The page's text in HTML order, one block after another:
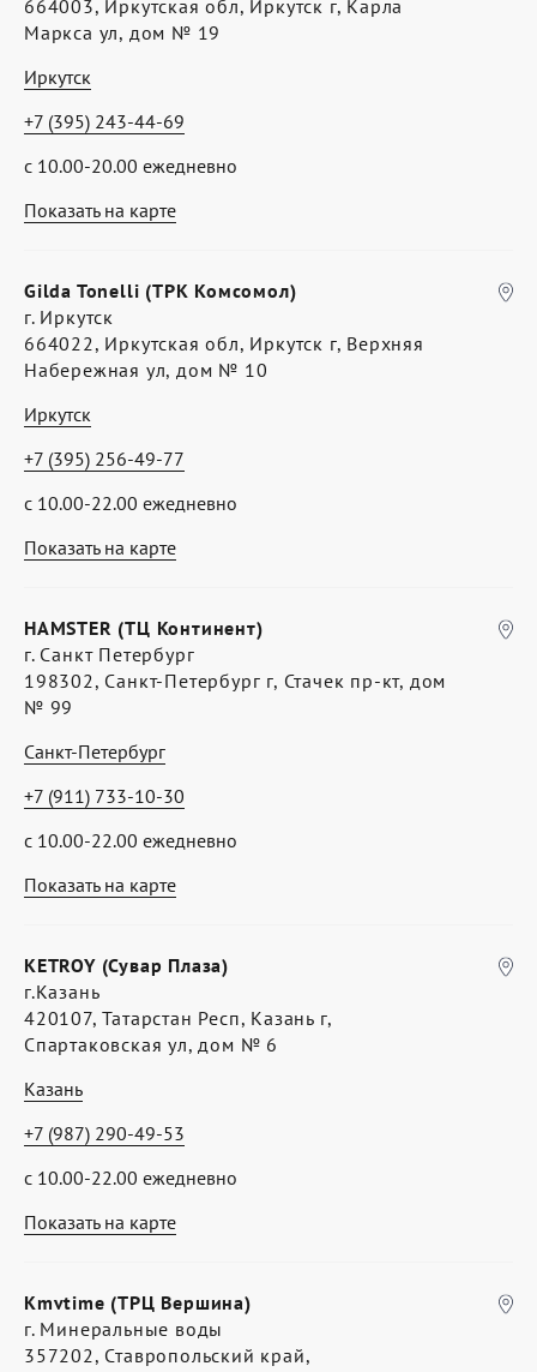
Показать на карте
664003, Иркутская обл, Иркутск г, Карла
Маркса ул, дом № 19
Иркутск
с 10.00-20.00 ежедневно
+7 (395) 243-44-69
Показать на карте
Gilda Tonelli (ТРК Комсомол)
г. Иркутск
664022, Иркутская обл, Иркутск г, Верхняя
Набережная ул, дом № 10
Иркутск
с 10.00-22.00 ежедневно
+7 (395) 256-49-77
Показать на карте
HAMSTER (ТЦ Континент)
г. Санкт Петербург
198302, Санкт-Петербург г, Стачек пр-кт, дом
№ 99
Санкт-Петербург
с 10.00-22.00 ежедневно
+7 (911) 733-10-30
Показать на карте
KETROY (Сувар Плаза)
г.Казань
420107, Татарстан Респ, Казань г,
Спартаковская ул, дом № 6
Казань
с 10.00-22.00 ежедневно
+7 (987) 290-49-53
Kmvtime (ТРЦ Вершина)
г. Минеральные воды
357202, Ставропольский край,